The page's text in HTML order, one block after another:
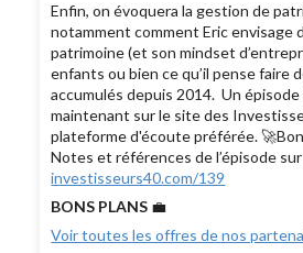
Enfin, on évoquera la gestion de
notamment comment Eric envisage
patrimoine (et son mindset
enfants ou bien ce qu’il pense faire
accumulés depuis 2014. Un
maintenant sur le site des
plateforme d'écoute préférée.
Notes et références de l’épisode sur
investisseurs40.com/139
BONS PLANS 💼
Voir toutes les offres de nos